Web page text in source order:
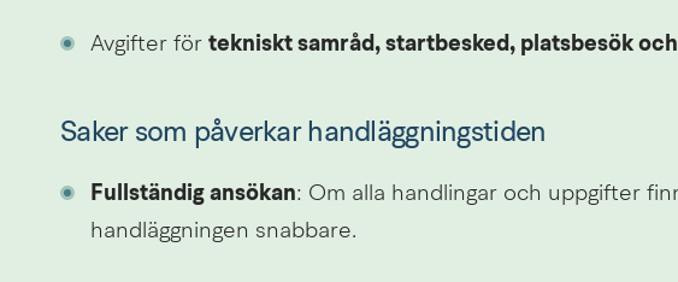
Avgifter för tekniskt samråd, startbesked, platsbesök
Saker som påverkar handläggningstiden
Fullständig ansökan: Om alla handlingar och uppgifter
handläggningen snabbare.